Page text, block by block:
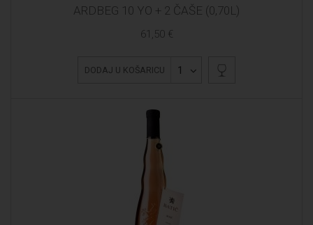
ARDBEG 10 YO + 2 ČAŠE (0,70L)
61,50 €
DODAJ U KOŠARICU 1